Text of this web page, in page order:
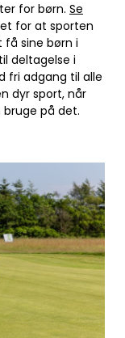
for børn. Se
for at sporten
sine børn i
deltagelse i
fri adgang til alle
dyr sport, når
på det.